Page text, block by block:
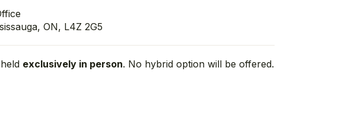
ON, L4Z 2G5
exclusively in person. No hybrid option will be offered.